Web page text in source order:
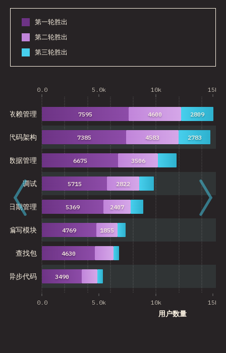
第一轮胜出
第二轮胜出
第三轮胜出
0.0 5.0k 10k 15k
0.0 5.0k 10k 15k
用户数量
异步代码
查找包
编写模块
日期管理
调试
数据管理
代码架构
依赖管理
3490
4630
4769
5369
5715
6675
7385
7595
1855
2407
2822
3506
4583
4600
2783
2809